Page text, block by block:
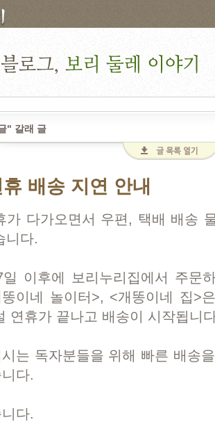
" 갈래 글
배송 지연 안내
가 다가오면서 우편, 택배 배송
니다.
일 이후에 보리누리집에서 주문
이네 놀이터>, <개똥이네 집>
연휴가 끝나고 배송이 시작됩니
는 독자분들을 위해 빠른 배송
다.
다.